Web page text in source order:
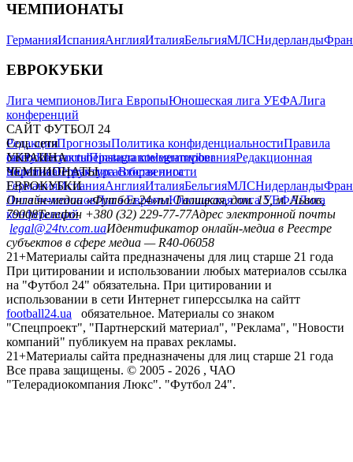
ЧЕМПИОНАТЫ
ГерманияИспанияАнглияИталияБельгияМЛСНидерланды
ЕВРОКУБКИ
Лига чемпионовЛига ЕвропыЮношеская лига УЕФАЛига
конференций
САЙТ ФУТБОЛ 24
РедакцияПрогнозыПолитика конфиденциальностиПравила
сайтуКонтактыПравила комментированияРедакционная
политикаСтруктура собственности
Соц. сети
facebookxyoutubeinstagramtelegramviber
УКРАИНА
УкраинаПервая лигаВторая лига
ЧЕМПИОНАТЫ
ГерманияИспанияАнглияИталияБельгияМЛСНидерланды
ЕВРОКУБКИ
Лига чемпионовЛига ЕвропыЮношеская лига УЕФАЛига
конференций
Онлайн-медиа «Футбол 24»пл. Галицкая, дом. 15, м. Львов,
79008Телефон +380 (32) 229-77-77Адрес электронной почты
legal@24tv.com.uaИдентификатор онлайн-медиа в Реестре
субъектов в сфере медиа — R40-06058
21+Материалы сайта предназначены для лиц старше 21 года
При цитировании и использовании любых материалов ссылка
на "Футбол 24" обязательна. При цитировании и
использовании в сети Интернет гиперссылка на сайтт
football24.ua
обязательное. Материалы со знаком
"Спецпроект", "Партнерский материал", "Реклама", "Новости
компаний" публикуем на правах рекламы.
21+Материалы сайта предназначены для лиц старше 21 года
Все права защищены. © 2005 - 2026 , ЧАО
"Телерадиокомпания Люкс". "Футбол 24".